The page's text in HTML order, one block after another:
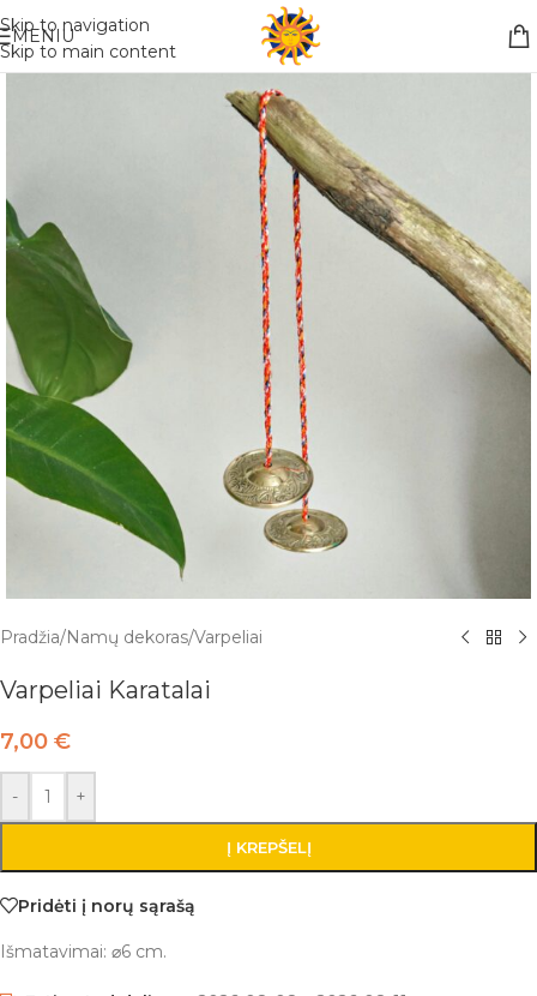
Skip to navigation
Skip to main content
Nemokamas pristatymas į paštomatą apsiperkant už 30€!!
MENIU
Pradžia/Namų dekoras/Varpeliai
Varpeliai Karatalai
7,00 €
- +
Į KREPŠELĮ
Pridėti į norų sąrašą
Išmatavimai: ⌀6 cm.